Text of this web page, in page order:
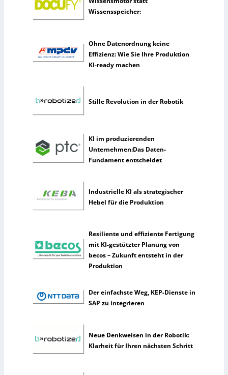
m
u
t
s
e
e
n
ü
n
l
i
I
n
l
Wissensspeicher:
Ohne Datenordnung keine
Effizienz: Wie Sie Ihre Produktion
KI-ready machen
Stille Revolution in der Robotik
KI im produzierenden
Unternehmen:Das Daten-
Fundament entscheidet
Industrielle KI als strategischer
Hebel für die Produktion
Resiliente und effiziente Fertigung
mit KI-gestützter Planung von
becos – Zukunft entsteht in der
Produktion
Der einfachste Weg, KEP-Dienste in
SAP zu integrieren
Neue Denkweisen in der Robotik:
Klarheit für Ihren nächsten Schritt